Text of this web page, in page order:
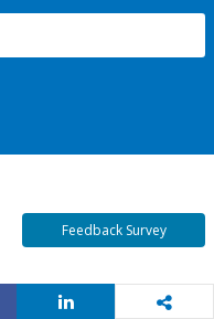
Feedback Survey